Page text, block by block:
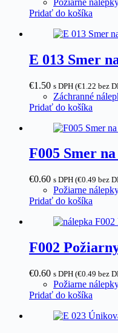
Pridať do košíka
E 013 Smer
€1.50 s DPH (€1.22 bez
Záchranné
Pridať do košíka
F005 Smer
€0.60 s DPH (€0.49 bez
Požiarne
Pridať do košíka
F002
€0.60 s DPH (€0.49 bez
Požiarne
Pridať do košíka